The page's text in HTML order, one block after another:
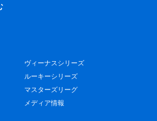
ヴィーナスシリーズ
ルーキーシリーズ
マスターズリーグ
メディア情報